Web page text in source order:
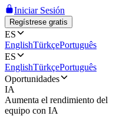
Iniciar Sesión
Regístrese gratis
ES
EnglishTürkçePortuguês
ES
EnglishTürkçePortuguês
Oportunidades
IA
Aumenta el rendimiento del
equipo con IA